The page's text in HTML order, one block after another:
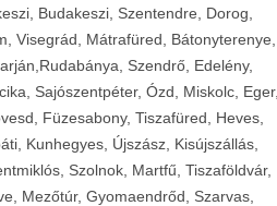
Budakeszi, Szentendre, Dorog,
Visegrád, Mátrafüred, Bátonyterenye,
Szendrő, Edelény,
Sajószentpéter, Ózd, Miskolc, Eger,
Füzesabony, Tiszafüred, Heves,
Kunhegyes, Újszász, Kisújszállás,
Szolnok, Martfű, Tiszaföldvár,
Mezőtúr, Gyomaendrőd, Szarvas,